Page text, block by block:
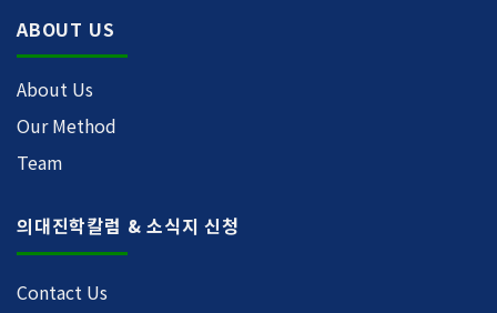
ABOUT US
About Us
Our Method
Team
의대진학칼럼 & 소식지 신청
Contact Us